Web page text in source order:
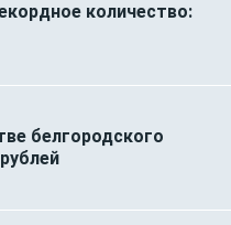
количество:
белгородского